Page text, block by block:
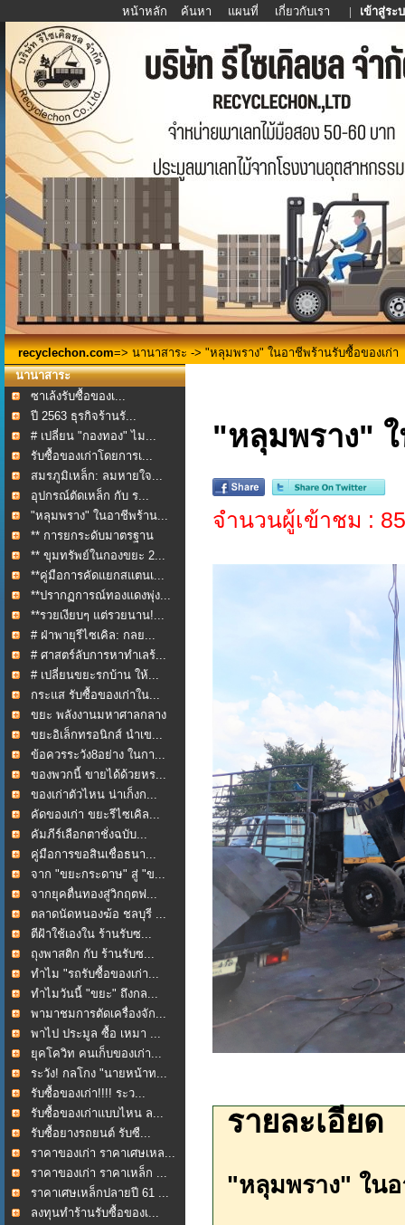
หน้าหลัก ค้นหา แผนที่ เกี่ยวกับเรา | เข้าสู่ระ
recyclechon.com=> นานาสาระ -> "หลุมพราง" ในอาชีพร้านรับซื้อของเก่า
นานาสาระ
ซาเล้งรับซื้อของเ...
ปี 2563 ธุรกิจร้านรั...
# เปลี่ยน "กองทอง" ไม...
รับซื้อของเก่าโดยการเ...
สมรภูมิเหล็ก: ลมหายใจ...
อุปกรณ์ตัดเหล็ก กับ ร...
"หลุมพราง" ในอาชีพร้าน...
** การยกระดับมาตรฐาน
กา...
** ขุมทรัพย์ในกองขยะ 2...
**คู่มือการคัดแยกสแตนเ...
**ปรากฏการณ์ทองแดงพุ่ง...
**รวยเงียบๆ แต่รวยนาน!...
# ฝ่าพายุรีไซเคิล: กลย...
# ศาสตร์ลับการหาทำเลร้...
# เปลี่ยนขยะรกบ้าน ให้...
กระแส รับซื้อของเก่าใน...
ขยะ พลังงานมหาศาลกลาง
ใ...
ขยะอิเล็กทรอนิกส์ นำเข...
ข้อควรระวัง8อย่าง ในกา...
ของพวกนี้ ขายได้ด้วยหร...
ของเก่าตัวไหน น่าเก็งก...
คัดของเก่า ขยะรีไซเคิล...
คัมภีร์เลือกตาชั่งฉบับ...
คู่มือการขอสินเชื่อธนา...
จาก "ขยะกระดาษ" สู่ "ข...
จากยุคตื่นทองสู่วิกฤตฟ...
ตลาดนัดหนองฆ้อ ชลบุรี ...
ตีฝ้าใช้เองใน ร้านรับซ...
ถุงพาสติก กับ ร้านรับซ...
ทำไม "รถรับซื้อของเก่า...
ทำไมวันนี้ "ขยะ" ถึงกล...
พามาชมการตัดเครื่องจัก...
พาไป ประมูล ซื้อ เหมา ...
ยุคโควิท คนเก็บของเก่า...
ระวัง! กลโกง "นายหน้าท...
รับซื้อของเก่า!!!! ระว...
รับซื้อของเก่าแบบไหน ล...
รับซื้อยางรถยนต์ รับซื...
ราคาของเก่า ราคาเศษเหล...
ราคาของเก่า ราคาเหล็ก ...
ราคาเศษเหล็กปลายปี 61 ...
ลงทุนทำร้านรับซื้อของเ...
"หลุมพราง"
จำนวนผู้เข้าชม :
รายละเอียด
"หลุมพราง" ใน